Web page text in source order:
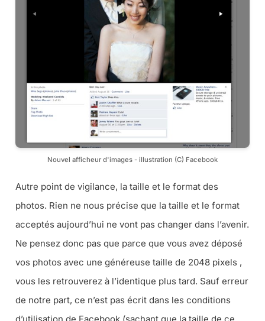
Nouvel afficheur d'images - illustration (C) Facebook
Autre point de vigilance, la taille et le format des
photos. Rien ne nous précise que la taille et le format
acceptés aujourd’hui ne vont pas changer dans l’avenir.
Ne pensez donc pas que parce que vous avez déposé
vos photos avec une généreuse taille de 2048 pixels ,
vous les retrouverez à l’identique plus tard. Sauf erreur
de notre part, ce n’est pas écrit dans les conditions